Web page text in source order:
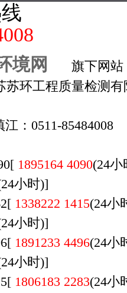
境网
旗下网
苏环工程质量检测
：0511-
1895164 4090(24
小时)]
1338222 1415(24
小时)]
1891233 4496(24
小时)]
1806183 2283(24